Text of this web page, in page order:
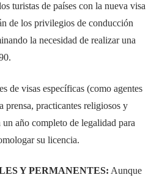
turistas de países con la nueva visa
de los privilegios de conducción
la necesidad de realizar una
de visas específicas (como agentes
prensa, practicantes religiosos y
año completo de legalidad para
su licencia.
Y PERMANENTES: Aunque